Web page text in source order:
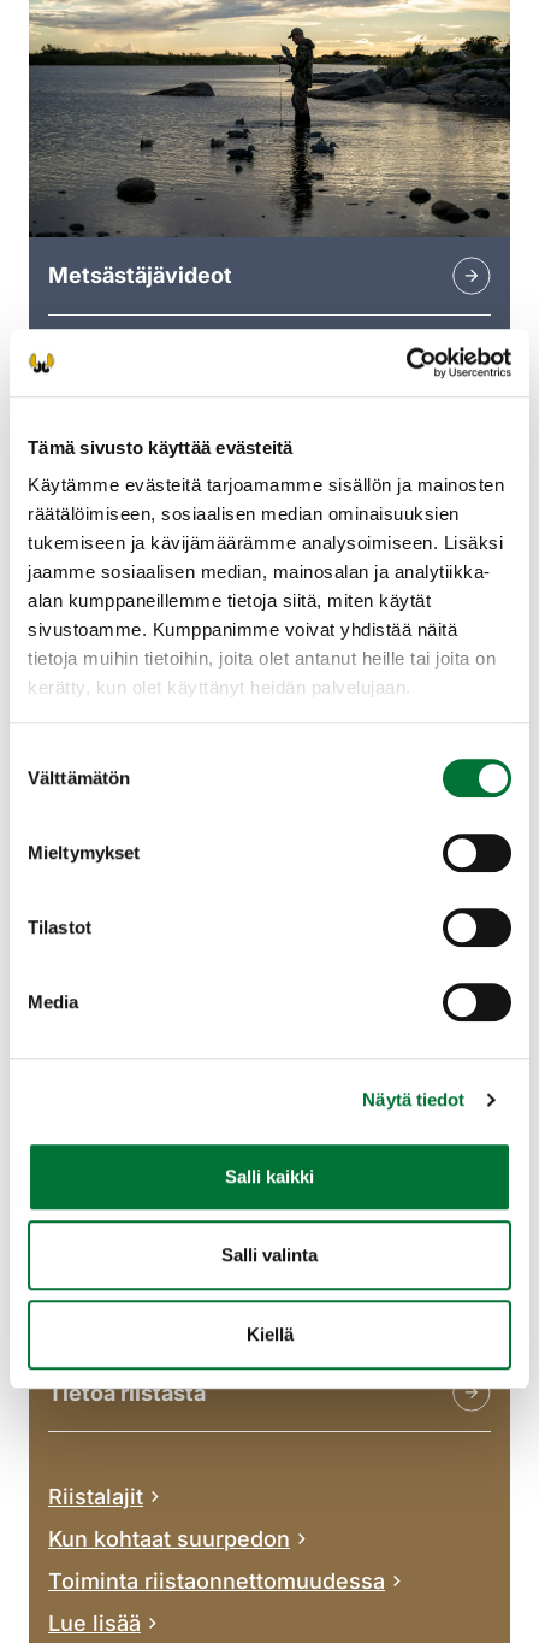
Tämä sivusto käyttää evästeitä
Käytämme evästeitä tarjoamamme sisällön ja mainosten
räätälöimiseen, sosiaalisen median ominaisuuksien
tukemiseen ja kävijämäärämme analysoimiseen. Lisäksi
jaamme sosiaalisen median, mainosalan ja analytiikka-
alan kumppaneillemme tietoja siitä, miten käytät
sivustoamme. Kumppanimme voivat yhdistää näitä
tietoja muihin tietoihin, joita olet antanut heille tai joita on
kerätty, kun olet käyttänyt heidän palvelujaan.
valinta
Välttämätön
Mieltymykset
Tilastot
Media
Näytä tiedot
Salli kaikki
Salli valinta
Kiellä
Metsästäjävideot
Videoita lajintuntemuksesta
Haluatko metsästäjäksi
Lue lisää
Tietoa riistasta
Riistalajit
Kun kohtaat suurpedon
Toiminta riistaonnettomuudessa
Lue lisää